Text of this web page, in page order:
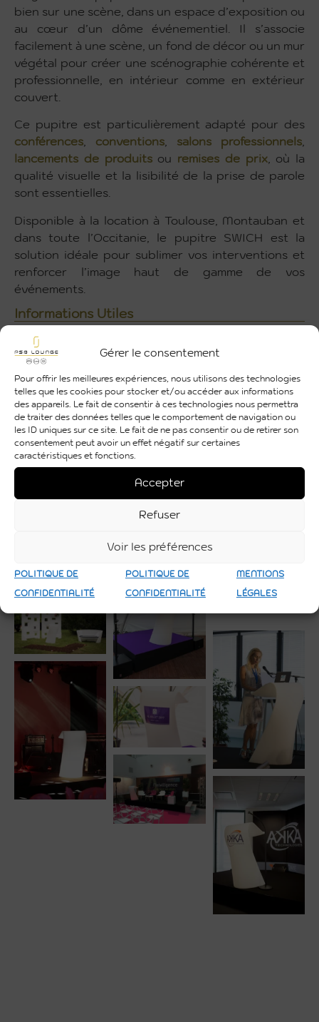
Gérer le consentement
Pour offrir les meilleures expériences, nous utilisons des technologies
telles que les cookies pour stocker et/ou accéder aux informations
des appareils. Le fait de consentir à ces technologies nous permettra
de traiter des données telles que le comportement de navigation ou
les ID uniques sur ce site. Le fait de ne pas consentir ou de retirer son
consentement peut avoir un effet négatif sur certaines
caractéristiques et fonctions.
Accepter
Refuser
Voir les préférences
POLITIQUE DE
CONFIDENTIALITÉ
POLITIQUE DE
CONFIDENTIALITÉ
MENTIONS
LÉGALES
bien sur une scène, dans un espace d’exposition ou
au cœur d’un dôme événementiel. Il s’associe
facilement à une scène, un fond de décor ou un mur
végétal pour créer une scénographie cohérente et
professionnelle, en intérieur comme en extérieur
couvert.
Ce pupitre est particulièrement adapté pour des
conférences
conventions salons professionnels
lancements de produitsou remises de prix, où la
qualité visuelle et la lisibilité de la prise de parole
sont essentielles.
Disponible à la location à Toulouse, Montauban et
dans toute l’Occitanie, le pupitre SWICH est la
solution idéale pour sublimer vos interventions et
renforcer l’image haut de gamme de vos
événements.
Informations Utiles
Hauteur 120
Largeur 62
Longueur 62
Couleur blanc
Matière Polyéthylène
Utilisation Intérieure et Extérieure